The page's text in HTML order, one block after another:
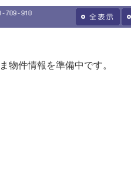
物件情報を準備中です。